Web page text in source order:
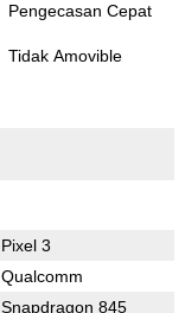
Pengecasan Cepat
Tidak Amovible
Pixel 3
Qualcomm
Snapdragon 845